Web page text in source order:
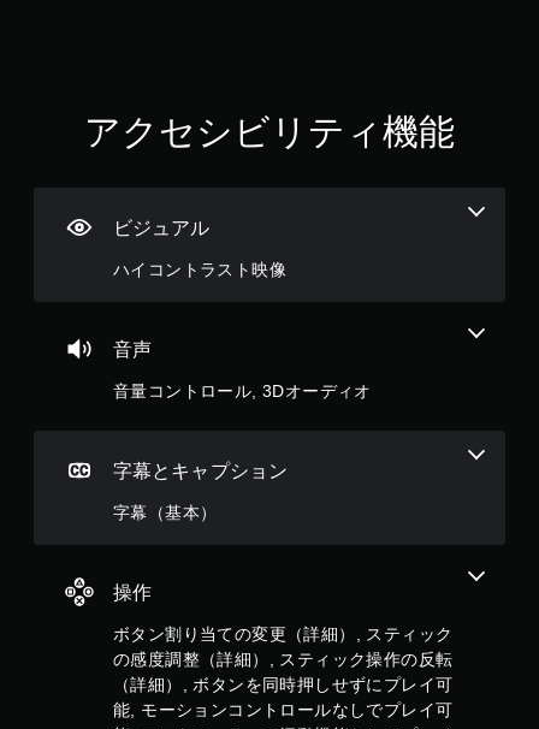
アクセシビリティ機能
ビジュアル
ハイコントラスト映像
音声
音量コントロール, 3Dオーディオ
字幕とキャプション
字幕（基本）
操作
ボタン割り当ての変更（詳細）, スティック
の感度調整（詳細）, スティック操作の反転
（詳細）, ボタンを同時押しせずにプレイ可
能, モーションコントロールなしでプレイ可